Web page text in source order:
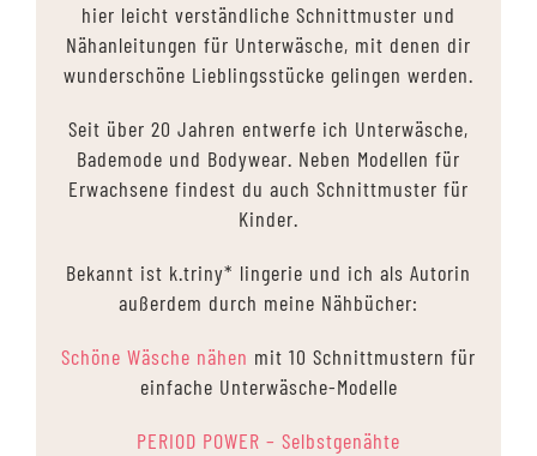
hier leicht verständliche Schnittmuster und
Nähanleitungen für Unterwäsche, mit denen dir
wunderschöne Lieblingsstücke gelingen werden.
Seit über 20 Jahren entwerfe ich Unterwäsche,
Bademode und Bodywear. Neben Modellen für
Erwachsene findest du auch Schnittmuster für
Kinder.
Bekannt ist k.triny* lingerie und ich als Autorin
außerdem durch meine Nähbücher:
Schöne Wäsche nähen mit 10 Schnittmustern für
einfache Unterwäsche-Modelle
PERIOD POWER – Selbstgenähte